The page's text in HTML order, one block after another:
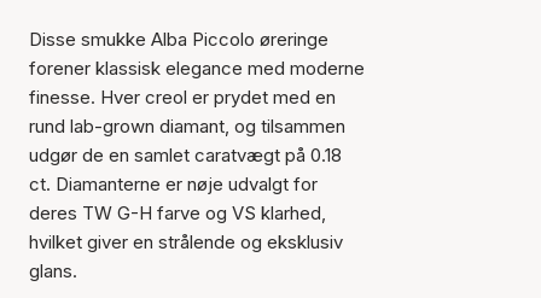
Disse smukke Alba Piccolo øreringe
forener klassisk elegance med moderne
finesse. Hver creol er prydet med en
rund lab-grown diamant, og tilsammen
udgør de en samlet caratvægt på 0.18
ct. Diamanterne er nøje udvalgt for
deres TW G-H farve og VS klarhed,
hvilket giver en strålende og eksklusiv
glans.